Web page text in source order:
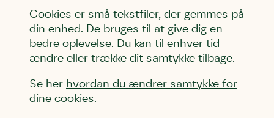
Cookies er små tekstfiler, der gemmes på
din enhed. De bruges til at give dig en
bedre oplevelse. Du kan til enhver tid
ændre eller trække dit samtykke tilbage.
Se her hvordan du ændrer samtykke for
dine cookies.